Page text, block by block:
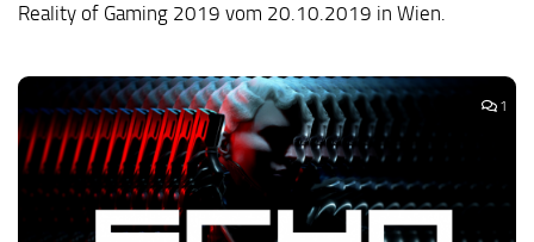
Reality of Gaming 2019 vom 20.10.2019 in Wien.
1